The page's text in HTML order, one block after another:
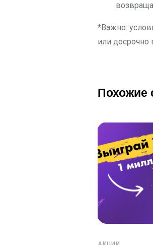
*Важно:
или досрочно
Похожие